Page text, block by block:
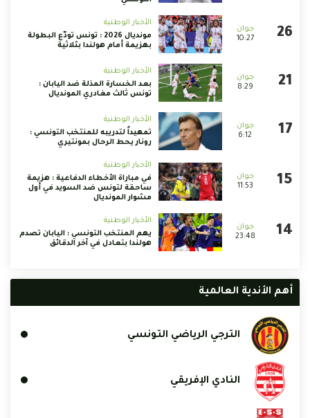
10:27
الأخبار الوطنية
مونديال 2026 : تونس تودّع البطولة
بهزيمة أمام هولندا بثلاثية
8:29
الأخبار الوطنية
بعد الخسارة المذلة ضد اليابان :
تونس ثالث مغادري المونديال
6:12
الأخبار الوطنية
تمهيداً لتدريبه للمنتخب التونسي :
رونار يحط الرحال بمونتيري
11:53
الأخبار الوطنية
في مباراة الأخطاء الدفاعية : هزيمة
ساحقة لتونس ضد السويد في أول
مشوار المونديال
23:48
الأخبار الوطنية
يهم المنتخب التونسي : اليابان تصدم
هولندا بتعادل في آخر الدقائق
أهم الأندية العالمية
الترجي الرياضي التونسي
النادي الإفريقي